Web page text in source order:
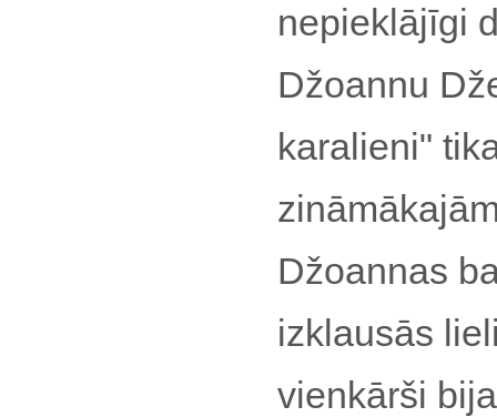
nepieklājīgi
Džoannu
karalieni"
Džoannas
izklausās
vienkārši